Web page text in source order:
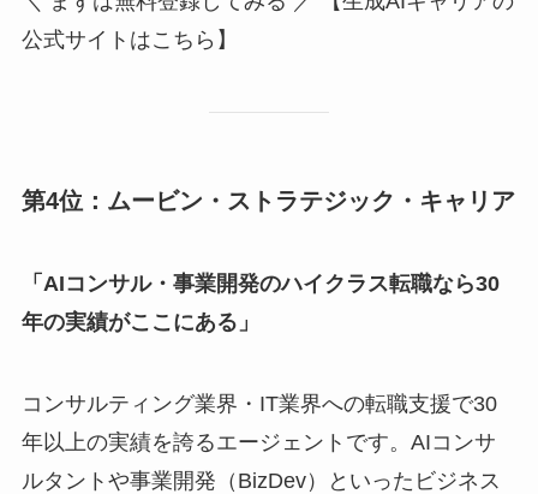
公式サイトはこちら】
第4位：ムービン・ストラテジック・キャリア
「AIコンサル・事業開発のハイクラス転職なら30
年の実績がここにある」
コンサルティング業界・IT業界への転職支援で30
年以上の実績を誇るエージェントです。AIコンサ
ルタントや事業開発（BizDev）といったビジネス